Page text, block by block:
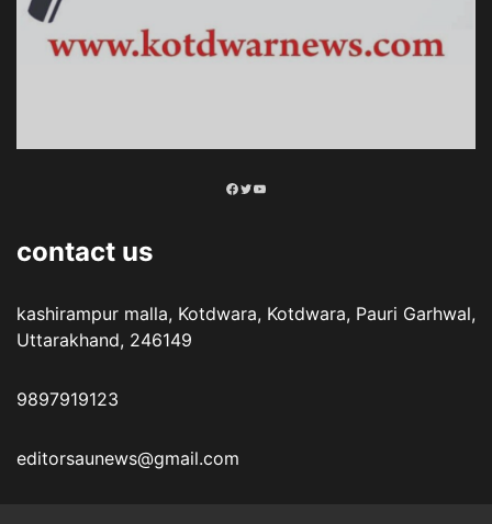
Facebook
Twitter
YouTube
contact us
kashirampur malla, Kotdwara, Kotdwara, Pauri Garhwal,
Uttarakhand, 246149
9897919123
editorsaunews@gmail.com